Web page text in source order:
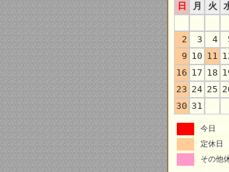
日
月 火
2
3 4
9 10 11
16 17 18
23 24 25
30 31
今日
定休日
その他